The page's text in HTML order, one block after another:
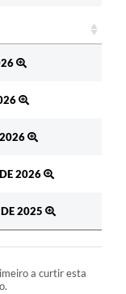
2026
2025
a curtir esta